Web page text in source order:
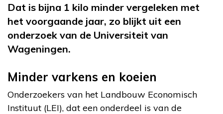
Dat is bijna 1 kilo minder vergeleken met
het voorgaande jaar, zo blijkt uit een
onderzoek van de Universiteit van
Wageningen.
Minder varkens en koeien
Onderzoekers van het Landbouw Economisch
Instituut (LEI), dat een onderdeel is van de